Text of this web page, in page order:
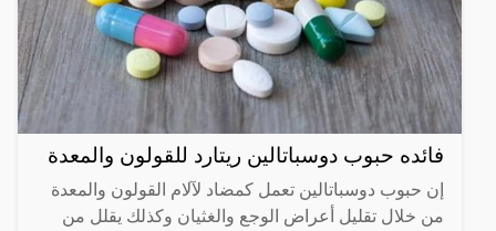
فائده حبوب دوسباتالين ريتارد للقولون والمعدة
إن حبوب دوسباتالين تعمل كمضاد لآلام القولون والمعدة
من خلال تقليل أعراض الوجع والغثيان وكذلك يقلل من